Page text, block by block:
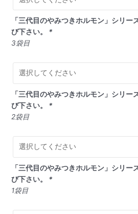
「三代目のやみつきホルモン」シリー
び下さい。 *
3袋目
「三代目のやみつきホルモン」シリー
び下さい。 *
2袋目
「三代目のやみつきホルモン」シリー
び下さい。 *
1袋目